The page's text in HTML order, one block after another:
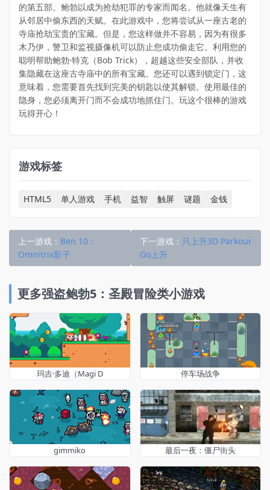
的第五部。鲍勃以成为抢劫犯罪的专家而闻名。他就像天生有
从邻居中偷东西的天赋。在此游戏中，您将尝试从一座古老的
寺庙抢劫宝贵的宝藏。但是，您这样做并不容易，因为有很多
木乃伊，警卫和监视摄像机可以防止您成功偷走它。利用您的
聪明帮助鲍勃·特克（Bob Trick），超越这些安全部队，并收
集隐藏在这座古寺庙中的所有宝藏。您还可以遇到锁定门，这
意味着，您需要首先找到完美的钥匙以使其解锁。使用最佳的
隐身，您必须离开门而不会成功地抓住门。玩这个很棒的游戏
玩得开心！
游戏标签
HTML5 单人游戏 手机 益智 触屏 谜题 金钱
上一游戏： Ben 10：
Omnitrix影子
下一游戏： 只上升3D Parkour
Go上升
更多强盗鲍勃5：圣殿冒险类小游戏
玛吉·多迪（Magi D 停车场战争
gimmiko 最后一夜：僵尸街头